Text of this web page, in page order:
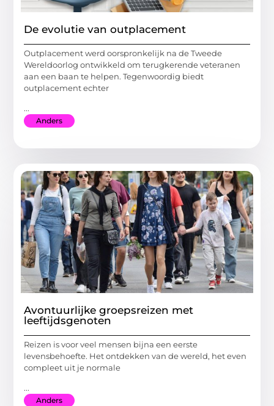
De evolutie van outplacement
Outplacement werd oorspronkelijk na de Tweede
Wereldoorlog ontwikkeld om terugkerende veteranen
aan een baan te helpen. Tegenwoordig biedt
outplacement echter
...
Anders
Avontuurlijke groepsreizen met
leeftijdsgenoten
Reizen is voor veel mensen bijna een eerste
levensbehoefte. Het ontdekken van de wereld, het even
compleet uit je normale
...
Anders